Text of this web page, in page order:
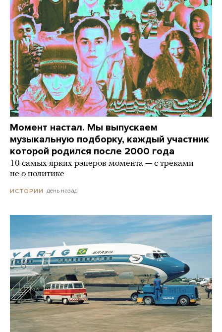
Момент настал. Мы выпускаем
музыкальную подборку, каждый участник
которой родился после 2000 года
10 самых ярких рэперов момента — с треками
не о политике
ИСТОРИИ день назад